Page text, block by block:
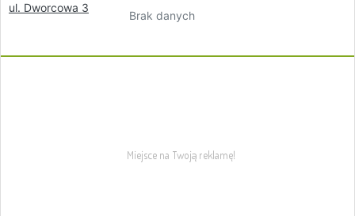
ul. Dworcowa 3
Brak danych